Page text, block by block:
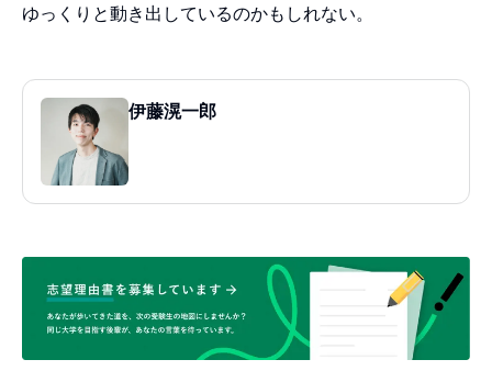
ゆっくりと動き出しているのかもしれない。
伊藤滉一郎